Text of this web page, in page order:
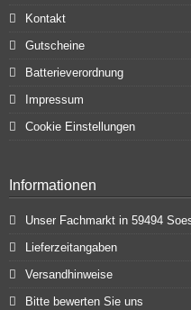
Kontakt
Gutscheine
Batterieverordnung
Impressum
Cookie Einstellungen
Informationen
Unser Fachmarkt in 59494
Lieferzeitangaben
Versandhinweise
Bitte bewerten Sie uns